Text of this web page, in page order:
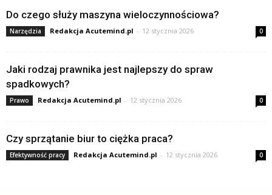
Do czego służy maszyna wieloczynnościowa?
Narzędzia Redakcja Acutemind.pl - 12 stycznia 2026 0
Jaki rodzaj prawnika jest najlepszy do spraw
spadkowych?
Prawo Redakcja Acutemind.pl - 12 stycznia 2026 0
Czy sprzątanie biur to ciężka praca?
Efektywność pracy Redakcja Acutemind.pl - 12 stycznia 2026 0